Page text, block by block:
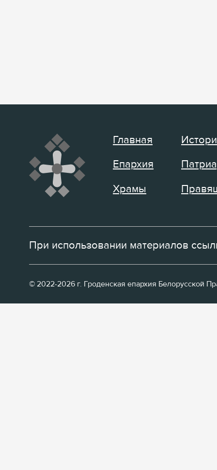
Главная
Епархия
Храмы
При использовании материалов
© 2022-2026 г. Гроденская епархия Белорусской